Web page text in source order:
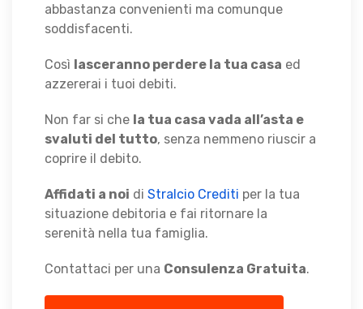
abbastanza convenienti ma comunque
soddisfacenti.
Così lasceranno perdere la tua casa ed
azzererai i tuoi debiti.
Non far si che la tua casa vada all’asta e
svaluti del tutto, senza nemmeno riuscir a
coprire il debito.
Affidati a noi di Stralcio Crediti per la tua
situazione debitoria e fai ritornare la
serenità nella tua famiglia.
Contattaci per una Consulenza Gratuita.